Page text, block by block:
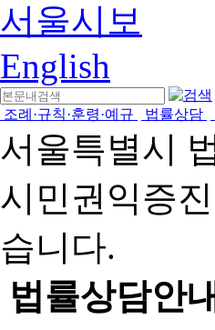
서울시보
English
조례·규칙·훈령·예규 법률상담
서울특별시
시민권익증
습니다.
법률상담안